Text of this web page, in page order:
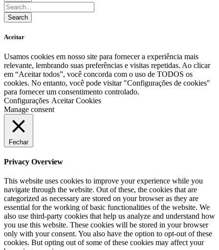
Aceitar
Usamos cookies em nosso site para fornecer a experiência mais
relevante, lembrando suas preferências e visitas repetidas. Ao clicar
em “Aceitar todos”, você concorda com o uso de TODOS os
cookies. No entanto, você pode visitar "Configurações de cookies"
para fornecer um consentimento controlado.
Configurações Aceitar Cookies
Manage consent
Fechar
Privacy Overview
This website uses cookies to improve your experience while you
navigate through the website. Out of these, the cookies that are
categorized as necessary are stored on your browser as they are
essential for the working of basic functionalities of the website. We
also use third-party cookies that help us analyze and understand how
you use this website. These cookies will be stored in your browser
only with your consent. You also have the option to opt-out of these
cookies. But opting out of some of these cookies may affect your